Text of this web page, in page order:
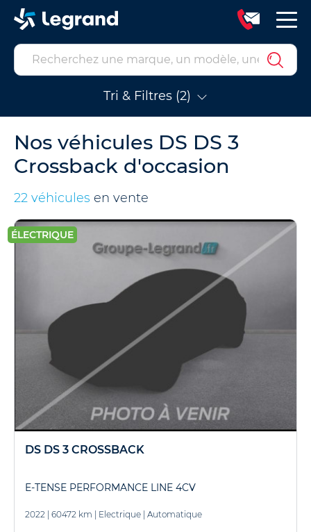
Tri & Filtres (2)
Nos véhicules DS DS 3
Crossback d'occasion
22 véhicules en vente
ÉLECTRIQUE
DS DS 3 CROSSBACK
E-TENSE PERFORMANCE LINE 4CV
2022 | 60472 km | Electrique | Automatique